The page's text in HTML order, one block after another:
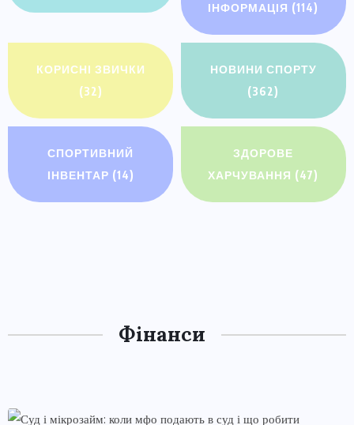
ІНФОРМАЦІЯ (114)
КОРИСНІ ЗВИЧКИ
(32)
НОВИНИ СПОРТУ
(362)
СПОРТИВНИЙ
ІНВЕНТАР (14)
ЗДОРОВЕ
ХАРЧУВАННЯ (47)
Фінанси